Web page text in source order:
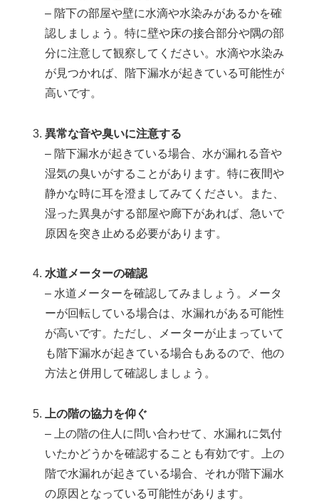
– 階下の部屋や壁に水滴や水染みがあるかを確
認しましょう。特に壁や床の接合部分や隅の部
分に注意して観察してください。水滴や水染み
が見つかれば、階下漏水が起きている可能性が
高いです。
異常な音や臭いに注意する
– 階下漏水が起きている場合、水が漏れる音や
湿気の臭いがすることがあります。特に夜間や
静かな時に耳を澄ましてみてください。また、
湿った異臭がする部屋や廊下があれば、急いで
原因を突き止める必要があります。
水道メーターの確認
– 水道メーターを確認してみましょう。メータ
ーが回転している場合は、水漏れがある可能性
が高いです。ただし、メーターが止まっていて
も階下漏水が起きている場合もあるので、他の
方法と併用して確認しましょう。
上の階の協力を仰ぐ
– 上の階の住人に問い合わせて、水漏れに気付
いたかどうかを確認することも有効です。上の
階で水漏れが起きている場合、それが階下漏水
の原因となっている可能性があります。